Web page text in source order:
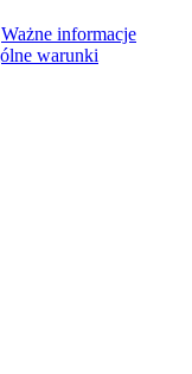
Ważne informacje
warunki